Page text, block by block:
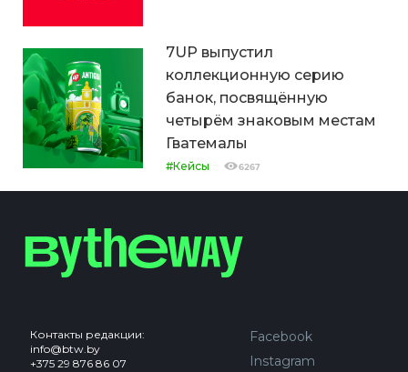
7UP выпустил
коллекционную серию
банок, посвящённую
четырём знаковым местам
Гватемалы
#Кейсы 6267
Контакты редакции:
info@btw.by
+375 29 876 86 07
Facebook
Instagram